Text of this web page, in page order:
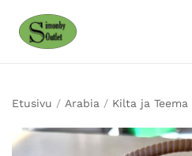
Skip to main content
Etusivu / Arabia / Kilta ja Teema